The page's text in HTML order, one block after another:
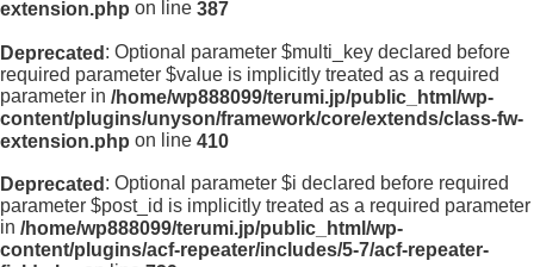
extension.php on line 387
Deprecated : Optional parameter $multi_key declared before
required parameter $value is implicitly treated as a required
parameter in /home/wp888099/terumi.jp/public_html/wp-
content/plugins/unyson/framework/core/extends/class-fw-
extension.php on line 410
Deprecated : Optional parameter $i declared before required
parameter $post_id is implicitly treated as a required parameter
in /home/wp888099/terumi.jp/public_html/wp-
content/plugins/acf-repeater/includes/5-7/acf-repeater-